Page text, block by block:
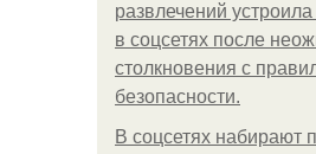
развлечений
в соцсетях после
столкновения с
безопасности.
В соцсетях набирают